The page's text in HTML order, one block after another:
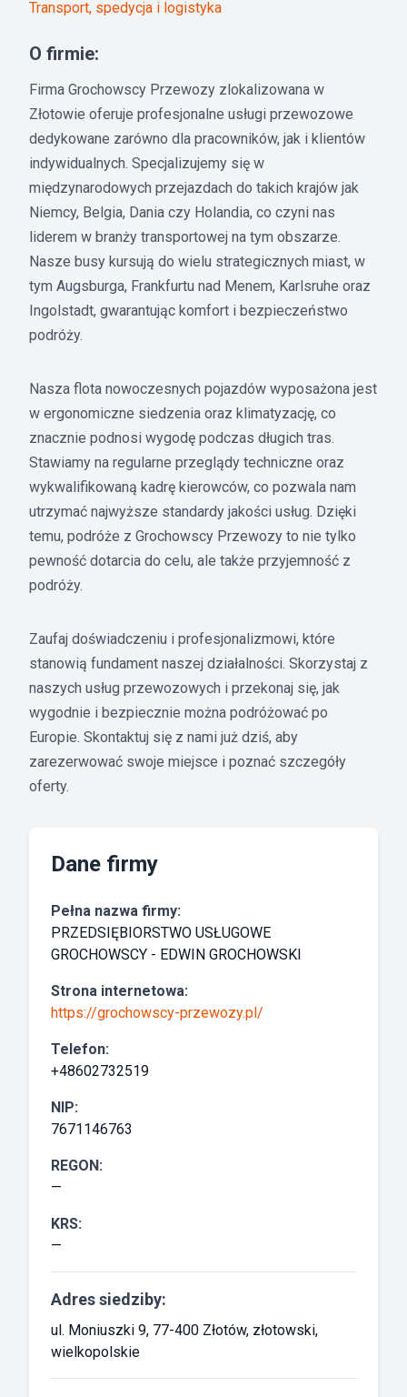
Transport, spedycja i logistyka
O firmie:
Firma Grochowscy Przewozy zlokalizowana w
Złotowie oferuje profesjonalne usługi przewozowe
dedykowane zarówno dla pracowników, jak i klientów
indywidualnych. Specjalizujemy się w
międzynarodowych przejazdach do takich krajów jak
Niemcy, Belgia, Dania czy Holandia, co czyni nas
liderem w branży transportowej na tym obszarze.
Nasze busy kursują do wielu strategicznych miast, w
tym Augsburga, Frankfurtu nad Menem, Karlsruhe oraz
Ingolstadt, gwarantując komfort i bezpieczeństwo
podróży.
Nasza flota nowoczesnych pojazdów wyposażona jest
w ergonomiczne siedzenia oraz klimatyzację, co
znacznie podnosi wygodę podczas długich tras.
Stawiamy na regularne przeglądy techniczne oraz
wykwalifikowaną kadrę kierowców, co pozwala nam
utrzymać najwyższe standardy jakości usług. Dzięki
temu, podróże z Grochowscy Przewozy to nie tylko
pewność dotarcia do celu, ale także przyjemność z
podróży.
Zaufaj doświadczeniu i profesjonalizmowi, które
stanowią fundament naszej działalności. Skorzystaj z
naszych usług przewozowych i przekonaj się, jak
wygodnie i bezpiecznie można podróżować po
Europie. Skontaktuj się z nami już dziś, aby
zarezerwować swoje miejsce i poznać szczegóły
oferty.
Dane firmy
Pełna nazwa firmy:
PRZEDSIĘBIORSTWO USŁUGOWE
GROCHOWSCY - EDWIN GROCHOWSKI
Strona internetowa:
https://grochowscy-przewozy.pl/
Telefon:
+48602732519
NIP:
7671146763
REGON:
—
KRS:
—
Adres siedziby:
ul. Moniuszki 9, 77-400 Złotów, złotowski,
wielkopolskie